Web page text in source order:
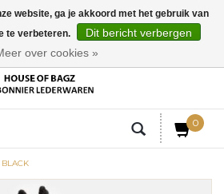
0
website, ga je akkoord met het gebruik van
te verbeteren.
Dit bericht verbergen
over cookies »